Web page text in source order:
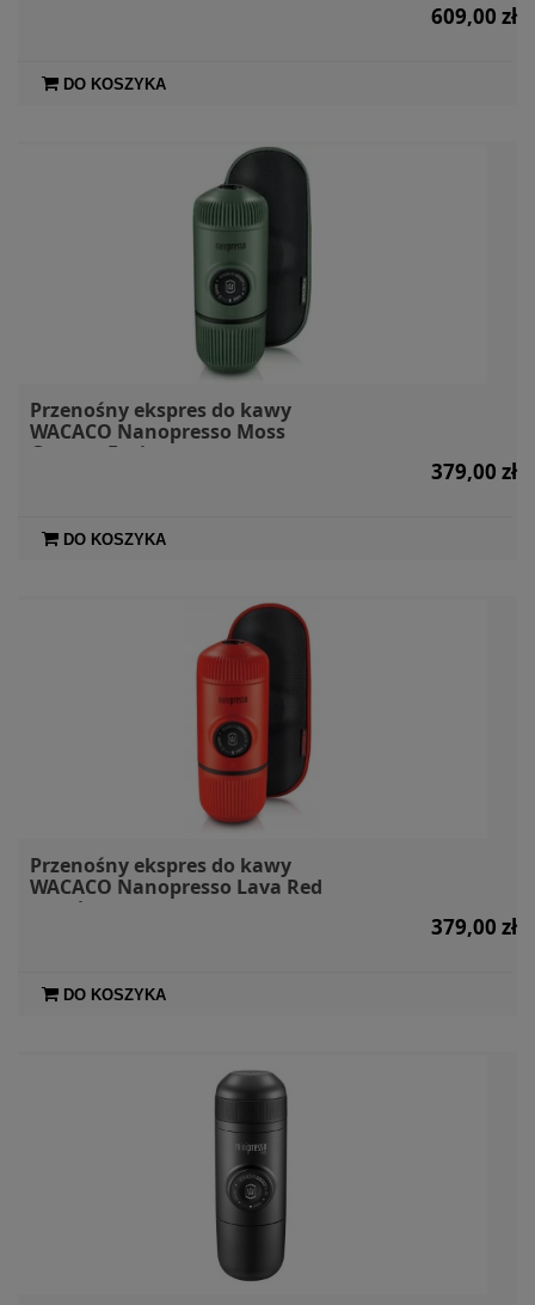
609,00 zł
DO KOSZYKA
Przenośny ekspres do kawy
WACACO Nanopresso Moss
Green + Etui
379,00 zł
DO KOSZYKA
Przenośny ekspres do kawy
WACACO Nanopresso Lava Red
+ etui
379,00 zł
DO KOSZYKA